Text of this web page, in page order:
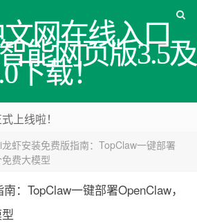
文网在线入口_
能网页版3.5及
下载！
上线啦！
虾安装免费版指南：TopClaw一键部署
费大模型
：TopClaw一键部署OpenClaw，